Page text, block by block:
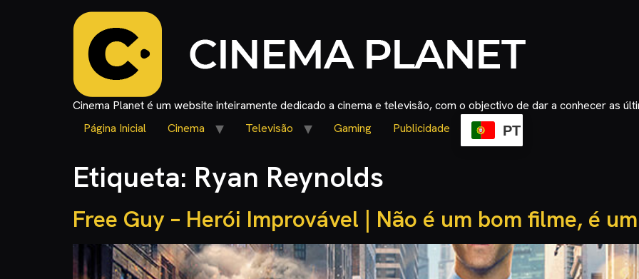
Cinema Planet é um website inteiramente dedicado a cinema e televisão, com o objectivo de dar a conhecer as
Página Inicial
Cinema Televisão Gaming Publicidade PT
Etiqueta: Ryan Reynolds
Free Guy – Herói Improvável | Não é um bom filme, é